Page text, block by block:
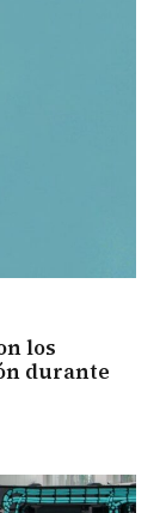
los
durante